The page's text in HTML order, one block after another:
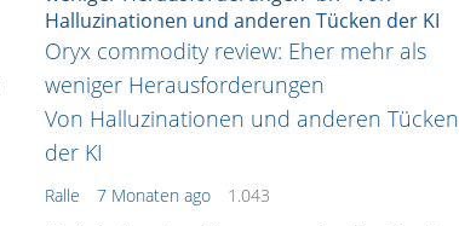
Oryx commodity review: Eher mehr als
weniger Herausforderungen
Von Halluzinationen und anderen Tücken
der KI
Ralle 7 Monaten ago 1.043